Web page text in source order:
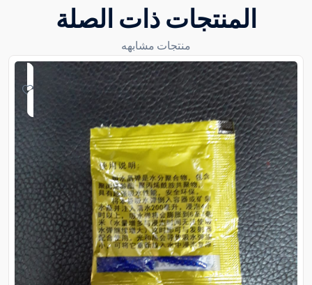
المنتجات ذات الصلة
منتجات مشابهه